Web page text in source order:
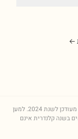
←
לשנת2024. למען
שמות שהופיעו פחות מ-5 פעמים בשנה קלנדרית אינם